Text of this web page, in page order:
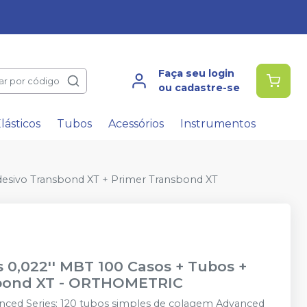
por código
Faça seu login
ou cadastre-se
Tubos Acessórios Instrumentos
Transbond XT + Primer Transbond XT
MBT 100 Casos + Tubos +
XT - ORTHOMETRIC
Series; 120 tubos simples de colagem Advanced